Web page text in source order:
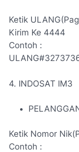
Ketik
Kirim Ke 4444
Contoh :
4. INDOSAT IM3
Ketik Nomor
Contoh :